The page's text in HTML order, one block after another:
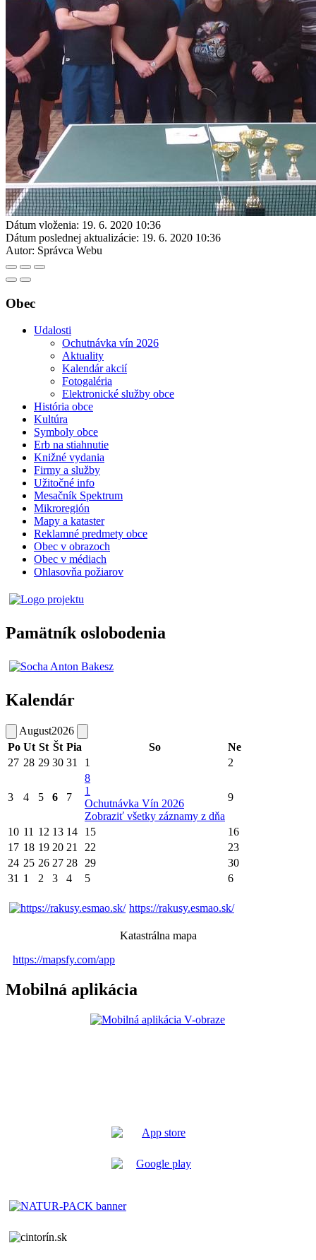
Dátum vloženia: 19. 6. 2020 10:36
Dátum poslednej aktualizácie: 19. 6. 2020 10:36
Autor: Správca Webu
Obec
Udalosti
Ochutnávka vín 2026
Aktuality
Kalendár akcií
Fotogaléria
Elektronické služby obce
História obce
Kultúra
Symboly obce
Erb na stiahnutie
Knižné vydania
Firmy a služby
Užitočné info
Mesačník Spektrum
Mikroregión
Mapy a kataster
Reklamné predmety obce
Obec v obrazoch
Obec v médiach
Ohlasovňa požiarov
Pamätník oslobodenia
Kalendár
August2026
Po Ut St Št Pia So
Ne
27 28 29 30 31 1 2
3 4 5 6 7
8
1
Ochutnávka Vín 2026
Zobraziť všetky záznamy z dňa
9
10 11 12 13 14 15
16
17 18 19 20 21 22
23
24 25 26 27 28 29
30
31 1 2 3 4 5 6
https://rakusy.esmao.sk/
Katastrálna mapa
https://mapsfy.com/app
Mobilná aplikácia